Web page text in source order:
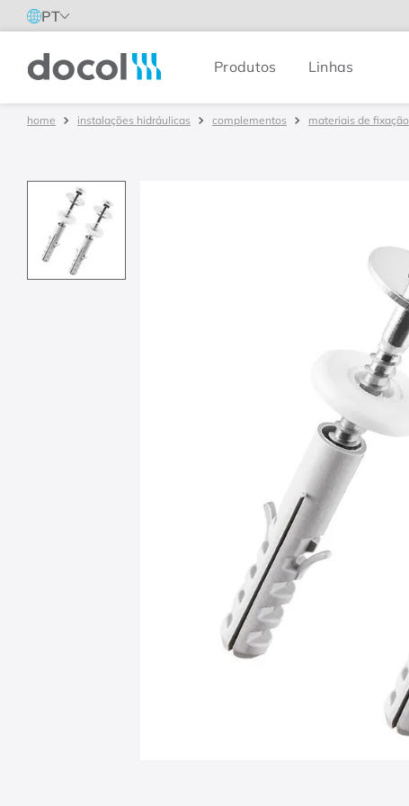
PT
Docol Produtos Linhas
instalações hidráulicas complementos materiais de fixação